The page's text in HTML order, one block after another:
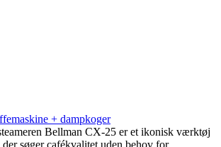
+ dampkoger
Bellman CX-25 er et ikonisk værktøj